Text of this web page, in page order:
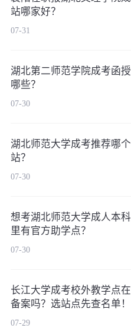
站哪家好？
07-31
湖北第二师范学院成考函
哪些？
07-30
湖北师范大学成考推荐哪
站？
07-30
想考湖北师范大学成人本
里有官方助学点？
07-30
长江大学成考校外教学点
备案吗？选站点先查名单！
07-29